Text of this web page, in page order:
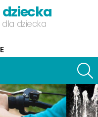
dziecka
dziecka